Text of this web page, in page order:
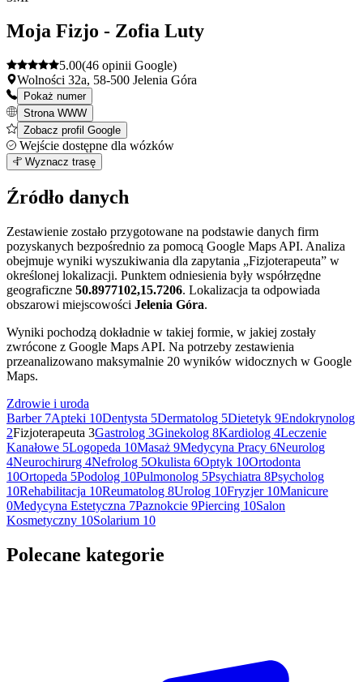
−
Moja Fizjo - Zofia Luty
5.00(46 opinii Google)
Wolności 32a, 58-500 Jelenia Góra
Pokaż numer
Strona WWW
Zobacz profil Google
Wejście dostępne dla wózków
3
+
−
Wyznacz trasę
Źródło danych
Zestawienie zostało przygotowane na podstawie danych firm
pozyskanych bezpośrednio za pomocą Google Maps API. Analiza
obejmuje wyniki wyszukiwania dla zapytania „Fizjoterapeuta” w
określonej lokalizacji. Punktem odniesienia były współrzędne
geograficzne 50.8977102,15.7206. Lokalizacja ta odpowiada
obszarowi miejscowości Jelenia Góra.
Wyniki pochodzą dokładnie w takiej formie, w jakiej zostały
zwrócone z Google Maps API. Na potrzeby zestawienia
przeanalizowano maksymalnie 20 wyników widocznych w Google
Maps.
Zdrowie i uroda
Barber 7Apteki 10Dentysta 5Dermatolog 5Dietetyk 9Endokrynolog
2Fizjoterapeuta 3Gastrolog 3Ginekolog 8Kardiolog 4Leczenie
Kanałowe 5Logopeda 10Masaż 9Medycyna Pracy 6Neurolog
4Neurochirurg 4Nefrolog 5Okulista 6Optyk 10Ortodonta
10Ortopeda 5Podolog 10Pulmonolog 5Psychiatra 8Psycholog
10Rehabilitacja 10Reumatolog 8Urolog 10Fryzjer 10Manicure
0Medycyna Estetyczna 7Paznokcie 9Piercing 10Salon
Kosmetyczny 10Solarium 10
Polecane kategorie